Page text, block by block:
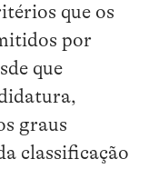
que os
por
que
graus
classificação